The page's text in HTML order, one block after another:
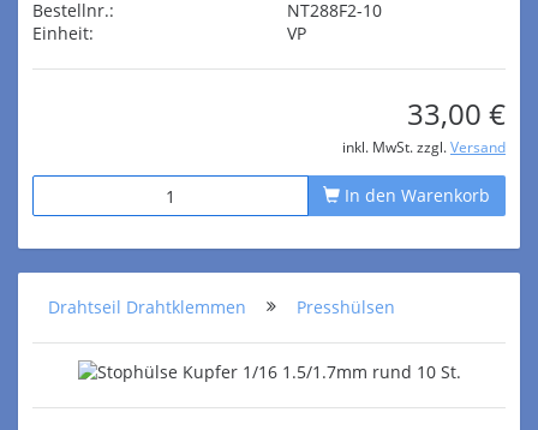
Bestellnr.:
NT288F2-10
Einheit:
VP
33,00 €
inkl. MwSt. zzgl.Versand
In den Warenkorb
Drahtseil Drahtklemmen Presshülsen